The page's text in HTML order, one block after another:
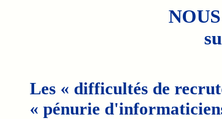
Les « difficultés de
« pénurie